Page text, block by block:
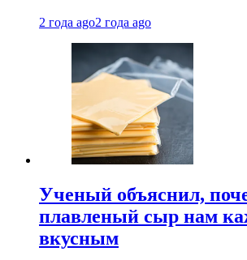
2 года ago2 года ago
Ученый объяснил,
плавленый сыр нам
вкусным